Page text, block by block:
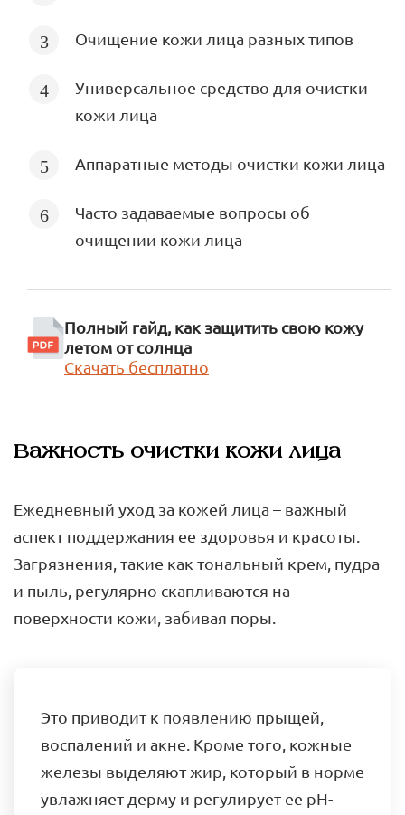
Очищение кожи лица разных типов
Универсальное средство для очистки
кожи лица
Аппаратные методы очистки кожи лица
Часто задаваемые вопросы об
очищении кожи лица
Полный гайд, как защитить свою кожу
летом от солнца
Скачать бесплатно
Важность очистки кожи лица
Ежедневный уход за кожей лица – важный
аспект поддержания ее здоровья и красоты.
Загрязнения, такие как тональный крем, пудра
и пыль, регулярно скапливаются на
поверхности кожи, забивая поры.
Это приводит к появлению прыщей,
воспалений и акне. Кроме того, кожные
железы выделяют жир, который в норме
увлажняет дерму и регулирует ее pH-